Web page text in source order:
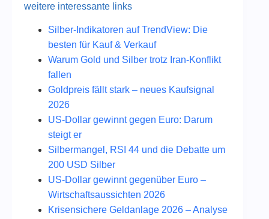
weitere interessante links
Silber-Indikatoren auf TrendView: Die
besten für Kauf & Verkauf
Warum Gold und Silber trotz Iran-Konflikt
fallen
Goldpreis fällt stark – neues Kaufsignal
2026
US-Dollar gewinnt gegen Euro: Darum
steigt er
Silbermangel, RSI 44 und die Debatte um
200 USD Silber
US-Dollar gewinnt gegenüber Euro –
Wirtschaftsaussichten 2026
Krisensichere Geldanlage 2026 – Analyse